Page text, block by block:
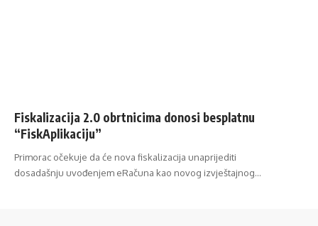
Fiskalizacija 2.0 obrtnicima donosi besplatnu
“FiskAplikaciju”
Primorac očekuje da će nova fiskalizacija unaprijediti
dosadašnju uvođenjem eRačuna kao novog izvještajnog…